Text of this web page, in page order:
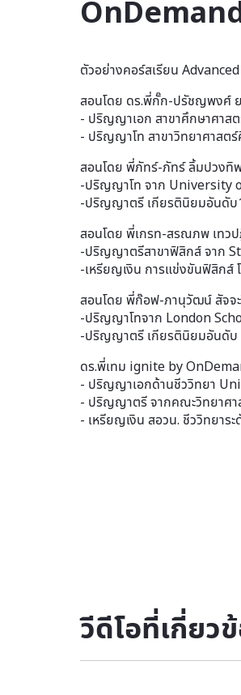
ตัวอย่างคอร์สเรียน
สอนโดย ดร.พี่กั๊ก-ปรัชญพงศ์
- ปริญญาเอก สาขาศึกษาศาส
- ปริญญาโท สาขาวิทยาศาสต
สอนโดย พี่ภัทร์-ภัทร์ ลิ้มปวงทิ
-ปริญญาโท จาก University
-ปริญญาตรี เกียรตินิยมอันดับ
สอนโดย พี่เกรท-สรณภพ เทว
-ปริญญาตรีสาขาฟิสิกส์ จาก
-เหรียญเงิน การแข่งขันฟิสิกส์
สอนโดย พี่ก๊อฟ-ภานุวัฒน์ สัจจะ
-ปริญญาโทจาก London
-ปริญญาตรี เกียรตินิยมอันดับ
ดร.พี่เทม ignite by
- ปริญญาเอกด้านชีววิทยา
- ปริญญาตรี จากคณะวิทยาศา
- เหรียญเงิน สอวน. ชีววิทยาระ
วีดีโอที่เกี่ยว